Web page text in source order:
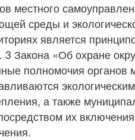
местного
среды и
является
Закона «Об охране
полномочия органов
а также
их